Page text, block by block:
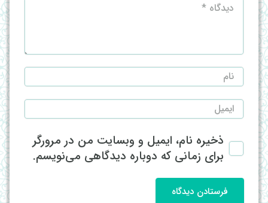
ذخیره نام، ایمیل و وبسایت من در مرورگر
برای زمانی که دوباره دیدگاهی می‌نویسم.
فرستادن دیدگاه